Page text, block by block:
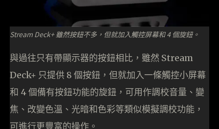
Stream Deck+ 雖然按鈕不多，但就加入觸控屏幕和 4 個旋鈕。
與過往只有帶顯示器的按鈕相比，雖然 Stream
Deck+ 只提供 8 個按鈕，但就加入一條觸控小屏幕
和 4 個備有按鈕功能的旋鈕，可用作調校音量、變
焦、改變色溫、光暗和色彩等類似模擬調校功能，
可進行更豐富的操作。